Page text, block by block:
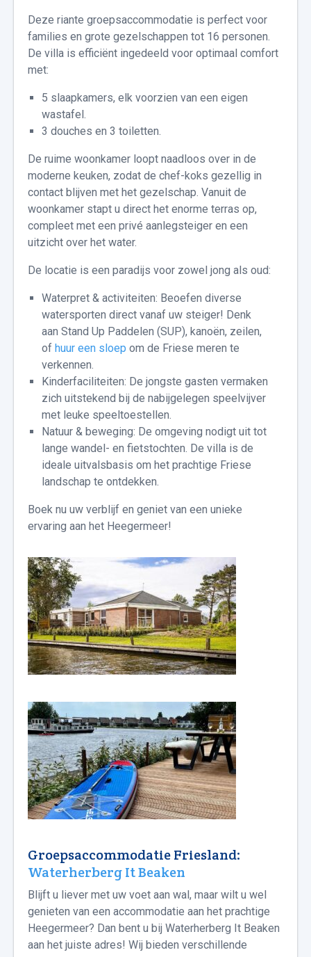
Deze riante groepsaccommodatie is perfect voor
families en grote gezelschappen tot 16 personen.
De villa is efficiënt ingedeeld voor optimaal comfort
met:
5 slaapkamers, elk voorzien van een eigen
wastafel.
3 douches en 3 toiletten.
De ruime woonkamer loopt naadloos over in de
moderne keuken, zodat de chef-koks gezellig in
contact blijven met het gezelschap. Vanuit de
woonkamer stapt u direct het enorme terras op,
compleet met een privé aanlegsteiger en een
uitzicht over het water.
De locatie is een paradijs voor zowel jong als oud:
Waterpret & activiteiten: Beoefen diverse
watersporten direct vanaf uw steiger! Denk
aan Stand Up Paddelen (SUP), kanoën, zeilen,
of huur een sloep om de Friese meren te
verkennen.
Kinderfaciliteiten: De jongste gasten vermaken
zich uitstekend bij de nabijgelegen speelvijver
met leuke speeltoestellen.
Natuur & beweging: De omgeving nodigt uit tot
lange wandel- en fietstochten. De villa is de
ideale uitvalsbasis om het prachtige Friese
landschap te ontdekken.
Boek nu uw verblijf en geniet van een unieke
ervaring aan het Heegermeer!
Groepsaccommodatie Friesland:
Waterherberg It Beaken
Blijft u liever met uw voet aan wal, maar wilt u wel
genieten van een accommodatie aan het prachtige
Heegermeer? Dan bent u bij Waterherberg It Beaken
aan het juiste adres! Wij bieden verschillende